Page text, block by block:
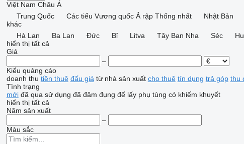
Việt Nam Châu Á
Trung Quốc
Các tiểu Vương quốc Ả rập Thống nhất Nhật Bản
khác
Hà Lan
Ba Lan Đức Bỉ Litva Tây Ban Nha Séc
hiển thị tất cả
Giá
–
Kiểu quảng cáo
doanh thu tiền thuê đấu giá từ nhà sản xuất cho thuê tín dụng trả góp thu
Tình trạng
mới đã qua sử dụng đã đâm đụng để lấy phụ tùng có khiếm khuyết
hiển thị tất cả
Năm sản xuất
–
Màu sắc